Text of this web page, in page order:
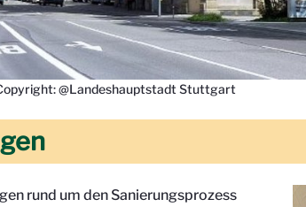
@Landeshauptstadt Stuttgart
rund um den Sanierungsprozess